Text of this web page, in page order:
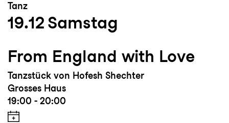
Tanz
19.12 Samstag
From England with Love
Tanzstück von Hofesh Shechter
Grosses Haus
19:00 - 20:00